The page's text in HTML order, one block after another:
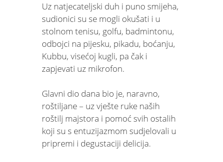
Uz natjecateljski duh i puno smijeha,
sudionici su se mogli okušati i u
stolnom tenisu, golfu, badmintonu,
odbojci na pijesku, pikadu, boćanju,
Kubbu, visećoj kugli, pa čak i
zapjevati uz mikrofon.
Glavni dio dana bio je, naravno,
roštiljane – uz vješte ruke naših
roštilj majstora i pomoć svih ostalih
koji su s entuzijazmom sudjelovali u
pripremi i degustaciji delicija.